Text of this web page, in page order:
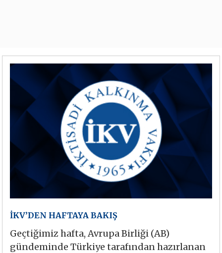
İKV’DEN HAFTAYA BAKIŞ
Geçtiğimiz hafta, Avrupa Birliği (AB)
gündeminde Türkiye tarafından hazırlanan